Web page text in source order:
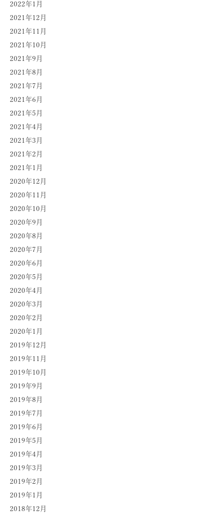
2022年1月
2021年12月
2021年11月
2021年10月
2021年9月
2021年8月
2021年7月
2021年6月
2021年5月
2021年4月
2021年3月
2021年2月
2021年1月
2020年12月
2020年11月
2020年10月
2020年9月
2020年8月
2020年7月
2020年6月
2020年5月
2020年4月
2020年3月
2020年2月
2020年1月
2019年12月
2019年11月
2019年10月
2019年9月
2019年8月
2019年7月
2019年6月
2019年5月
2019年4月
2019年3月
2019年2月
2019年1月
2018年12月